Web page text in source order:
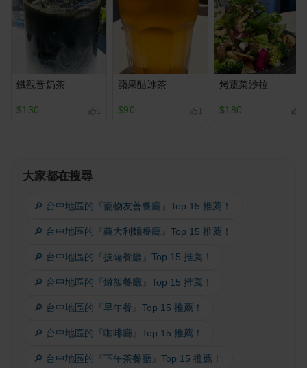
鐵觀音奶茶
$130 1
蘋果醋冰茶
$90 1
烤蔬菜沙拉
$180
大家都在搜尋
🔎 台中地區的『寵物友善餐廳』Top 15 推薦！
🔎 台中地區的『義大利麵餐廳』Top 15 推薦！
🔎 台中地區的『披薩餐廳』Top 15 推薦！
🔎 台中地區的『燉飯餐廳』Top 15 推薦！
🔎 台中地區的『早午餐』Top 15 推薦！
🔎 台中地區的『咖啡廳』Top 15 推薦！
🔎 台中地區的『下午茶餐廳』Top 15 推薦！